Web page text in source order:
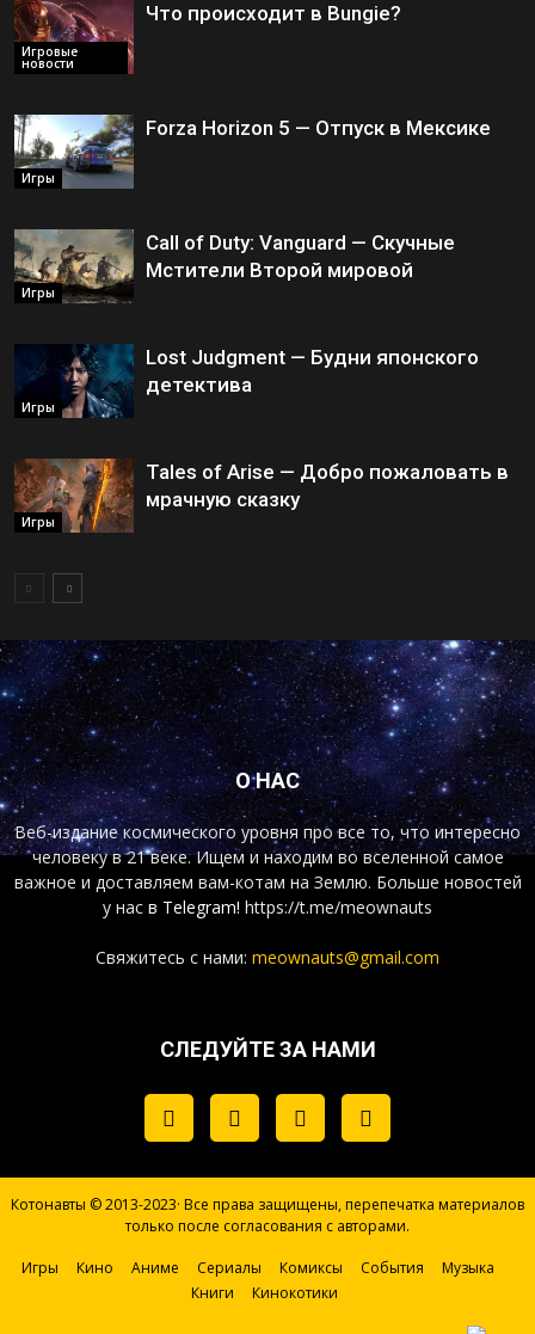
Игровые
новости
Что происходит в Bungie?
Игры
Forza Horizon 5 — Отпуск в Мексике
Игры
Call of Duty: Vanguard — Скучные
Мстители Второй мировой
Игры
Lost Judgment — Будни японского
детектива
Игры
Tales of Arise — Добро пожаловать в
мрачную сказку
О НАС
Веб-издание космического уровня про все то, что интересно
человеку в 21 веке. Ищем и находим во вселенной самое
важное и доставляем вам-котам на Землю. Больше новостей
у нас в Telegram! https://t.me/meownauts
Свяжитесь с нами: meownauts@gmail.com
СЛЕДУЙТЕ ЗА НАМИ
Котонавты © 2013-2023· Все права защищены, перепечатка материалов
только после согласования с авторами.
Игры Кино Аниме Сериалы Комиксы События
Музыка
Книги
Кинокотики